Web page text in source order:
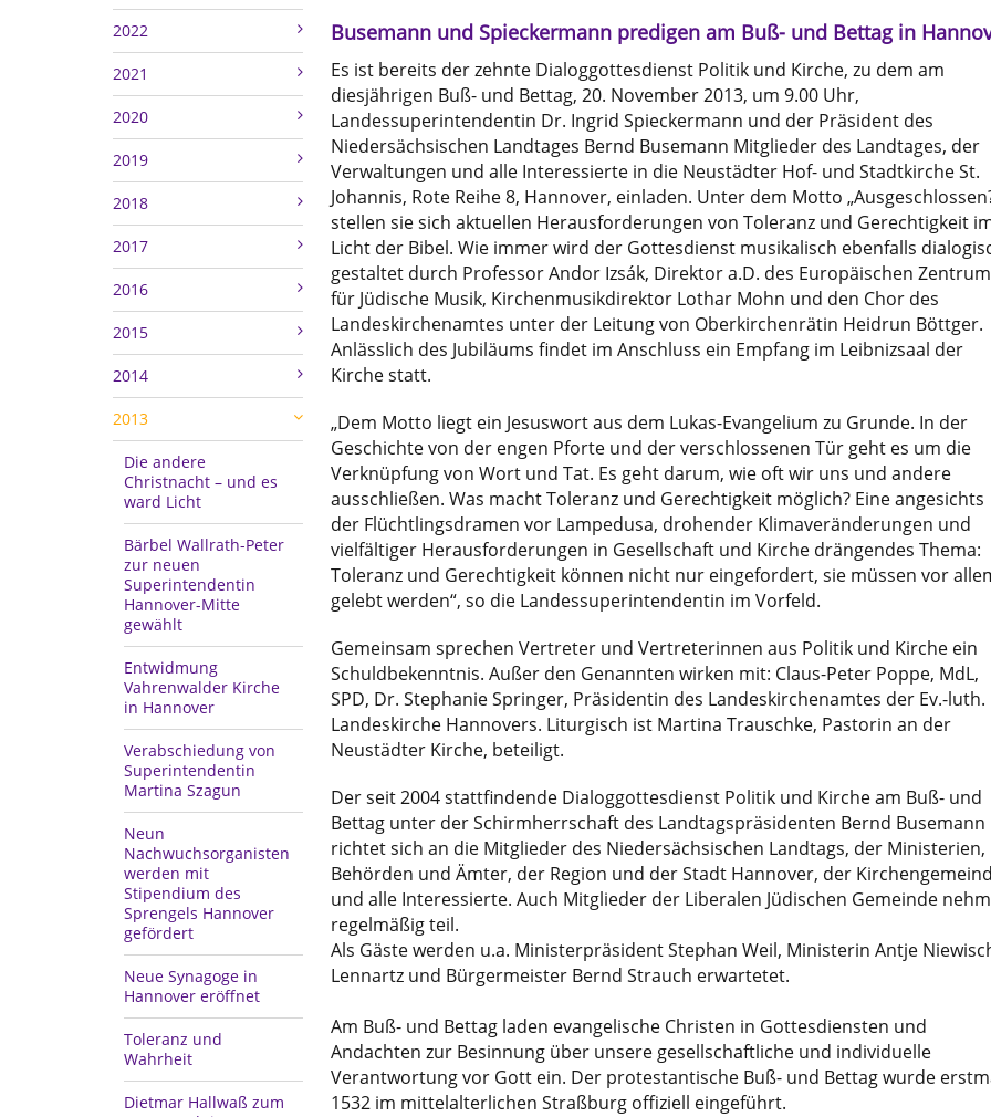
2022
2021
2020
2019
2018
2017
2016
2015
2014
2013
Die andere
Christnacht – und es
ward Licht
Bärbel Wallrath-Peter
zur neuen
Superintendentin
Hannover-Mitte
gewählt
Entwidmung
Vahrenwalder Kirche
in Hannover
Verabschiedung von
Superintendentin
Martina Szagun
Neun
Nachwuchsorganisten
werden mit
Stipendium des
Sprengels Hannover
gefördert
Neue Synagoge in
Hannover eröffnet
Toleranz und
Wahrheit
Dietmar Hallwaß zum
Busemann und Spieckermann predigen am Buß- und Bettag in
Es ist bereits der zehnte Dialoggottesdienst Politik und Kirche, zu dem am
diesjährigen Buß- und Bettag, 20. November 2013, um 9.00 Uhr,
Landessuperintendentin Dr. Ingrid Spieckermann und der Präsident des
Niedersächsischen Landtages Bernd Busemann Mitglieder des Landtages, der
Verwaltungen und alle Interessierte in die Neustädter Hof- und Stadtkirche St.
Johannis, Rote Reihe 8, Hannover, einladen. Unter dem Motto
stellen sie sich aktuellen Herausforderungen von Toleranz und Gerechtigkeit
Licht der Bibel. Wie immer wird der Gottesdienst musikalisch ebenfalls
gestaltet durch Professor Andor Izsák, Direktor a.D. des Europäischen
für Jüdische Musik, Kirchenmusikdirektor Lothar Mohn und den Chor des
Landeskirchenamtes unter der Leitung von Oberkirchenrätin Heidrun Böttger.
Anlässlich des Jubiläums findet im Anschluss ein Empfang im Leibnizsaal der
Kirche statt.
„Dem Motto liegt ein Jesuswort aus dem Lukas-Evangelium zu Grunde. In der
Geschichte von der engen Pforte und der verschlossenen Tür geht es um die
Verknüpfung von Wort und Tat. Es geht darum, wie oft wir uns und andere
ausschließen. Was macht Toleranz und Gerechtigkeit möglich? Eine angesichts
der Flüchtlingsdramen vor Lampedusa, drohender Klimaveränderungen und
vielfältiger Herausforderungen in Gesellschaft und Kirche drängendes Thema:
Toleranz und Gerechtigkeit können nicht nur eingefordert, sie müssen vor
gelebt werden“, so die Landessuperintendentin im Vorfeld.
Gemeinsam sprechen Vertreter und Vertreterinnen aus Politik und Kirche ein
Schuldbekenntnis. Außer den Genannten wirken mit: Claus-Peter Poppe, MdL,
SPD, Dr. Stephanie Springer, Präsidentin des Landeskirchenamtes der Ev.-luth.
Landeskirche Hannovers. Liturgisch ist Martina Trauschke, Pastorin an der
Neustädter Kirche, beteiligt.
Der seit 2004 stattfindende Dialoggottesdienst Politik und Kirche am Buß- und
Bettag unter der Schirmherrschaft des Landtagspräsidenten Bernd Busemann
richtet sich an die Mitglieder des Niedersächsischen Landtags, der Ministerien,
Behörden und Ämter, der Region und der Stadt Hannover, der
und alle Interessierte. Auch Mitglieder der Liberalen Jüdischen Gemeinde
regelmäßig teil.
Als Gäste werden u.a. Ministerpräsident Stephan Weil, Ministerin Antje
Lennartz und Bürgermeister Bernd Strauch erwartetet.
Am Buß- und Bettag laden evangelische Christen in Gottesdiensten und
Andachten zur Besinnung über unsere gesellschaftliche und individuelle
Verantwortung vor Gott ein. Der protestantische Buß- und Bettag wurde
1532 im mittelalterlichen Straßburg offiziell eingeführt.